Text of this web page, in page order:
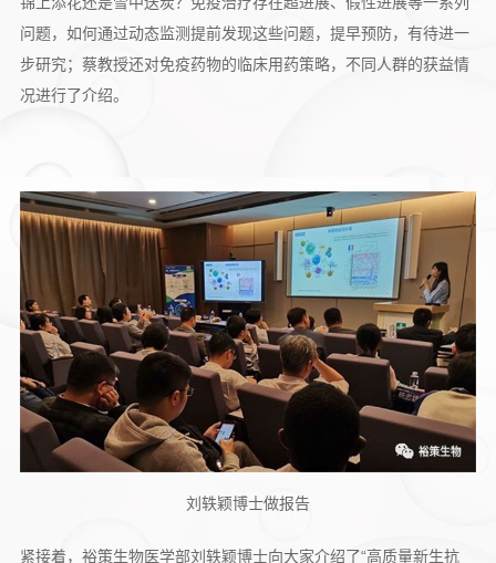
问题，如何通过动态监测提前发现这些问题，提早预防，有待进一
步研究；蔡教授还对免疫药物的临床用药策略，不同人群的获益情
况进行了介绍。
刘轶颖博士做报告
紧接着，裕策生物医学部刘轶颖博士向大家介绍了“高质量新生抗